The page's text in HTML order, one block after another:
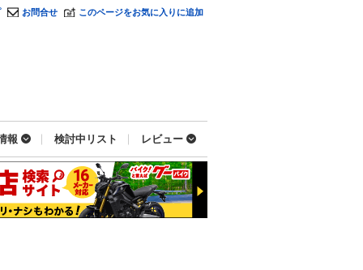
お問合せ このページをお気に入りに追加
報 検討中リスト レビュー